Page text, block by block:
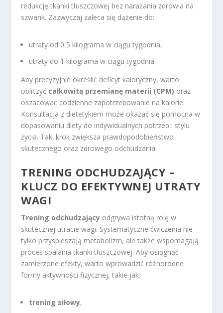
redukcję tkanki tłuszczowej bez narażania zdrowia na
szwank. Zazwyczaj zaleca się dążenie do:
utraty od 0,5 kilograma w ciągu tygodnia,
utraty do 1 kilograma w ciągu tygodnia.
Aby precyzyjnie określić deficyt kaloryczny, warto
obliczyć całkowitą przemianę materii (CPM) oraz
oszacować codzienne zapotrzebowanie na kalorie.
Konsultacja z dietetykiem może okazać się pomocna w
dopasowaniu diety do indywidualnych potrzeb i stylu
życia. Taki krok zwiększa prawdopodobieństwo
skutecznego oraz zdrowego odchudzania.
TRENING ODCHUDZAJĄCY –
KLUCZ DO EFEKTYWNEJ UTRATY
WAGI
Trening odchudzający odgrywa istotną rolę w
skutecznej utracie wagi. Systematyczne ćwiczenia nie
tylko przyspieszają metabolizm, ale także wspomagają
proces spalania tkanki tłuszczowej. Aby osiągnąć
zamierzone efekty, warto wprowadzić różnorodne
formy aktywności fizycznej, takie jak:
trening siłowy,